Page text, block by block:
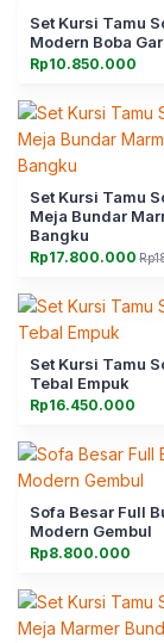
Set Kursi Tamu
Modern Boba
Rp10.850.000
Set Kursi Tamu
Meja Bundar
Bangku
Rp
Harga
adalah:
Rp18.700.000.
Rp17.800.000
Harga
ini
adalah:
Set Kursi Tamu
Tebal Empuk
Rp16.450.000
Sofa Besar Full
Modern Gembul
Rp8.800.000